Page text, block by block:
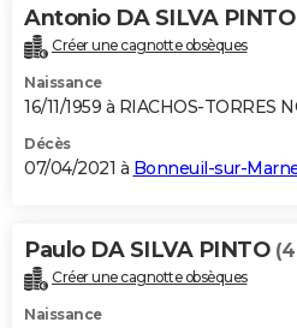
Antonio DA SILVA PINTO
Créer une cagnotte obsèques
Naissance
16/11/1959 à RIACHOS-TORRES
Décès
07/04/2021 à Bonneuil-sur-
Paulo DA SILVA PINTO
Créer une cagnotte obsèques
Naissance